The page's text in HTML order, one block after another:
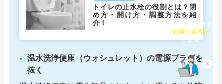
トイレの止水栓の役割とは？閉
め方・開け方・調整方法を紹
介！
温水洗浄便座（ウォシュレット）の電源プラグを
抜く
×
チャット診断で
最適な業者を
ご提案